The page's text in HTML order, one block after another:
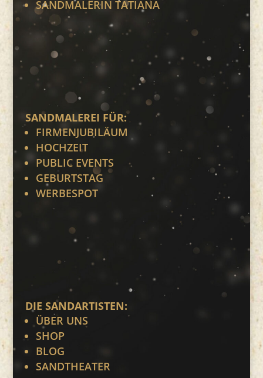
SANDMALERIN TATIANA
SANDMALEREI FÜR:
FIRMENJUBILÄUM
HOCHZEIT
PUBLIC EVENTS
GEBURTSTAG
WERBESPOT
DIE SANDARTISTEN:
ÜBER UNS
SHOP
BLOG
SANDTHEATER